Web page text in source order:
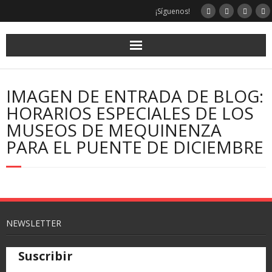
¡Síguenos!
IMAGEN DE ENTRADA DE BLOG:
HORARIOS ESPECIALES DE LOS
MUSEOS DE MEQUINENZA
PARA EL PUENTE DE DICIEMBRE
NEWSLETTER
Suscribir